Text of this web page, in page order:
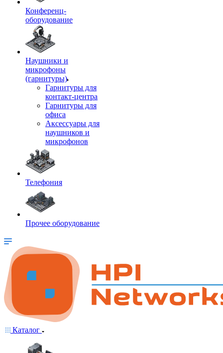
Конференц-
оборудование
Наушники и
микрофоны
(гарнитуры)
Гарнитуры для
контакт-центра
Гарнитуры для
офиса
Аксессуары для
наушников и
микрофонов
Телефония
Прочее оборудование
Каталог